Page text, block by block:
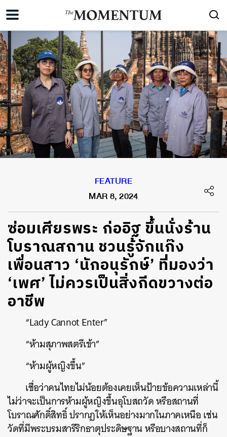
FEATURE
MAR 8, 2024
ซ่อมเศียรพระ ก่ออิฐ ขึ้นนั่งร้าน
โบราณสถาน ชวนรู้จักแก๊ง
เพื่อนสาว ‘นักอนุรักษ์’ ที่มองว่า
‘เพศ’ ไม่ควรเป็นสิ่งกีดขวางต่อ
อาชีพ
“Lady Cannot Enter”
“ห้ามสุภาพสตรีเข้า”
“ห้ามผู้หญิงขึ้น”
เชื่อว่าคนไทยไม่น้อยต้องเคยเห็นป้ายข้อความเหล่านี้
ไม่ว่าจะเป็นการห้ามผู้หญิงขึ้นอุโบสถวัด หรือสถานที่
โบราณศักดิ์สิทธิ์ ปรากฏให้เห็นอย่างมากในภาคเหนือ เช่น
วัดที่มีพระบรมสารีริกธาตุประดิษฐาน หรือบางสถานที่ก็